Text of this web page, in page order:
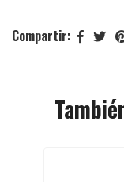
Compartir: